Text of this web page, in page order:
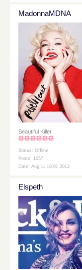
MadonnaMDNA
Beautiful Killer
Status: Offline
Posts: 1057
Date: Aug 11 18:01 2012
Elspeth